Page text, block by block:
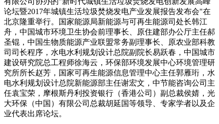
论坛暨2017年城镇生活垃圾焚烧发电产业发展报告发布会"在
北京隆重举行。国家能源局新能源与可再生能源司处长韩江
舟，中国城市环境卫生协会前理事长、原住建部办公厅主任郝
圣锟，中国生物质能源产业联盟常务副理事长、原农业部科教
司司长程序，水电水利规划设计总院副院长易跃春，中国城市
建设研究院总工程师徐海云，环保部环境发展中心环境管理研
究所所长赵芳，国家可再生能源信息管理中心主任郭雁珩，水
电水利规划设计总院新能源部主任谢宏文，中节能咨询公司主
任袁宝荣，摩根斯丹利投资银行（香港公司）副总裁侯婧，光
大环保（中国）有限公司总裁胡延国等领导、专家学者以及企
业代表出席论坛。